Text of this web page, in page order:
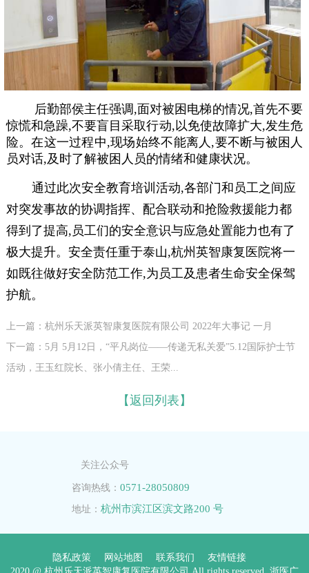
后勤部侯主任强调,面对被困电梯的情况,首先不要
惊慌和急躁,不要盲目采取行动,以免使故障扩大,发生危
险。在这一过程中,现场始终不能离人,要不断与被困人
员对话,及时了解被困人员的情绪和健康状况。
通过此次安全教育培训活动,各部门和员工之间应
对突发事故的协调指挥、配合联动和抢险救援能力都
得到了提高,员工们的安全意识与应急处置能力也有了
极大提升。安全责任重于泰山,杭州英智康复医院将一
如既往做好安全防范工作,为员工及患者生命安全保驾
护航。
上一篇：杭州乐天派英智康复医院有限公司 2022年大事记 一月
下一篇：5月 5月12日，“平凡岗位——传递无私关爱”5.12国际护士节
活动，王玉红院长、张小倩主任、王荣...
【返回列表】
关注公众号
咨询热线： 0571-28050809
地址： 杭州市滨江区滨文路200 号
隐私政策 网站地图 联系我们
友情链接